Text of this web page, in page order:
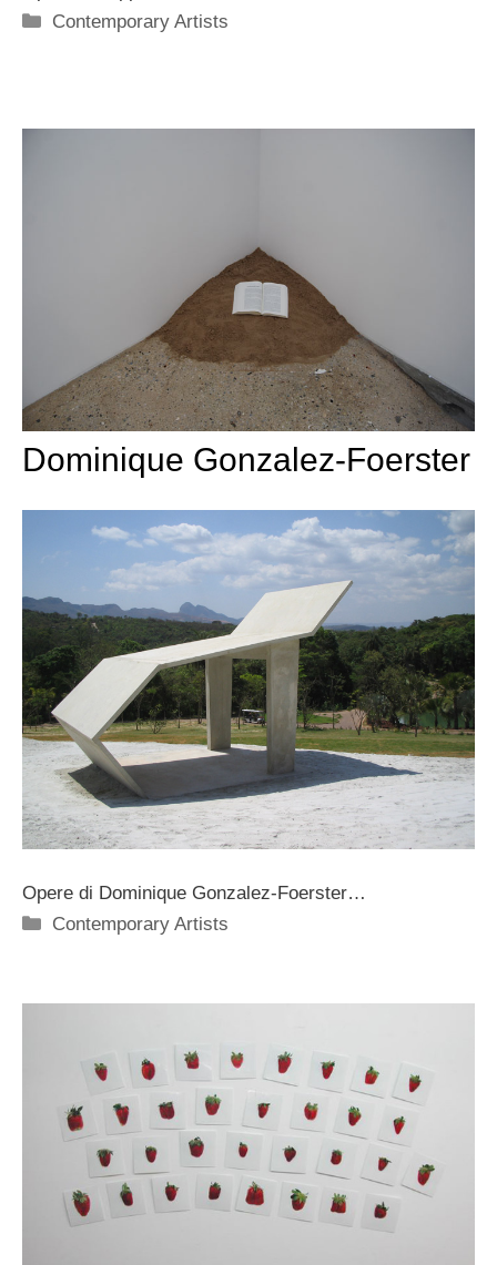
Categorie
Contemporary Artists
Dominique Gonzalez-Foerster
Opere di Dominique Gonzalez-Foerster…
Categorie
Contemporary Artists